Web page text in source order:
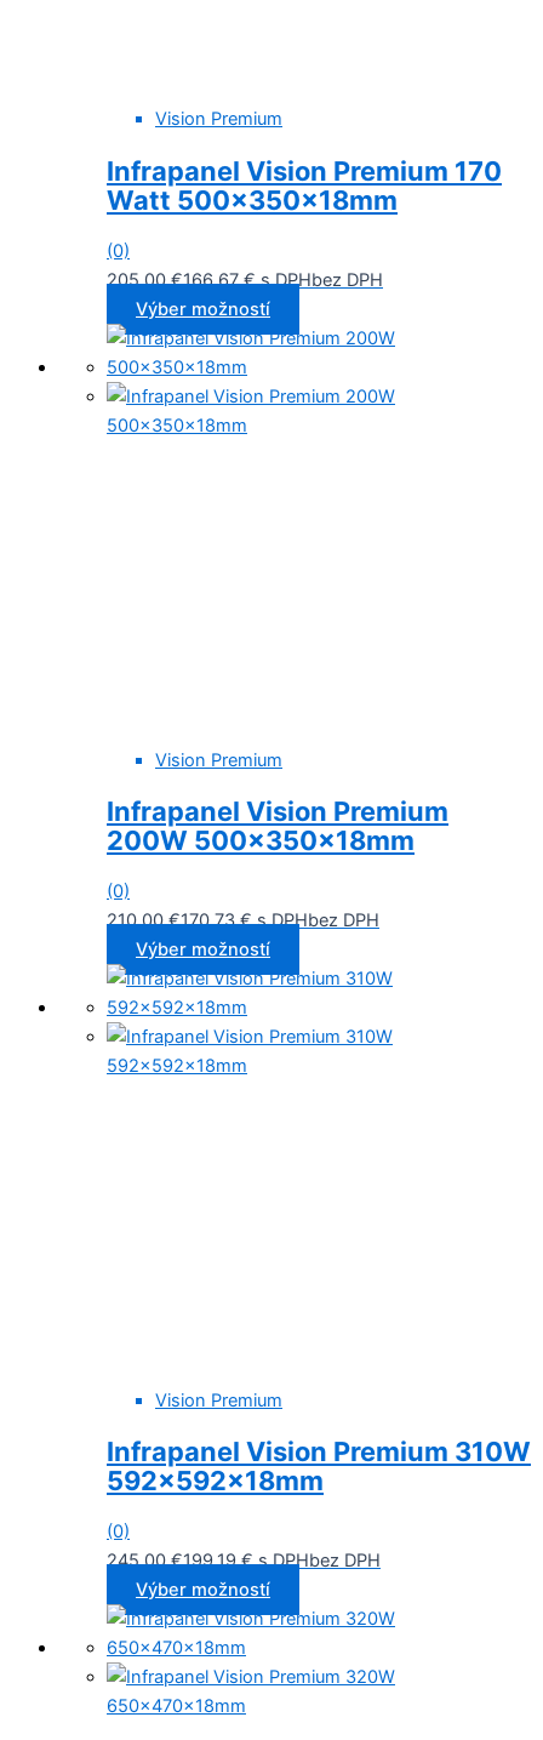
Vision Premium
Infrapanel Vision Premium 170
Watt 500x350x18mm
(0)
205,00€166,67€ s DPHbez DPH
Výber možností
Vision Premium
Infrapanel Vision Premium
200W 500x350x18mm
(0)
210,00€170,73€ s DPHbez DPH
Výber možností
Vision Premium
Infrapanel Vision Premium 310W
592x592x18mm
(0)
245,00€199,19€ s DPHbez DPH
Výber možností